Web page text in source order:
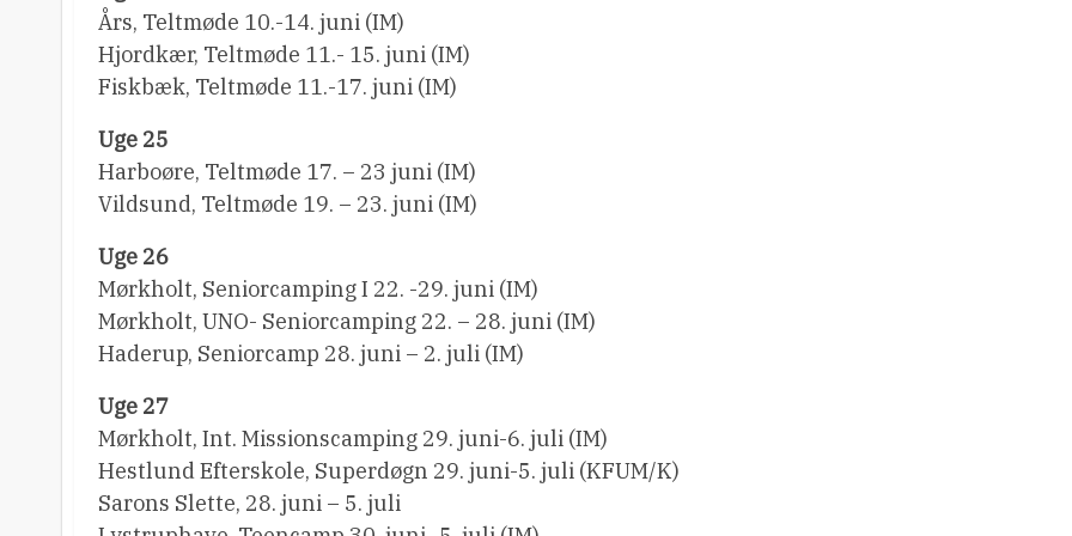
Års, Teltmøde 10.-14. juni (IM)
Hjordkær, Teltmøde 11.- 15. juni (IM)
Fiskbæk, Teltmøde 11.-17. juni (IM)
Uge 25
Harboøre, Teltmøde 17. – 23 juni (IM)
Vildsund, Teltmøde 19. – 23. juni (IM)
Uge 26
Mørkholt, Seniorcamping I 22. -29. juni (IM)
Mørkholt, UNO- Seniorcamping 22. – 28. juni (IM)
Haderup, Seniorcamp 28. juni – 2. juli (IM)
Uge 27
Mørkholt, Int. Missionscamping 29. juni-6. juli (IM)
Hestlund Efterskole, Superdøgn 29. juni-5. juli (KFUM/K)
Sarons Slette, 28. juni – 5. juli